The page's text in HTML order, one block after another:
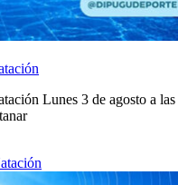
Lunes 3 de agosto a las